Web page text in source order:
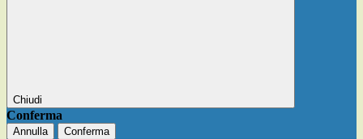
Chiudi
Conferma
Annulla Conferma